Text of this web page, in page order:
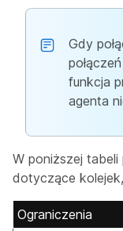
Gdy
funkcja
agenta
W poniższej
dotyczące
Ograniczenia